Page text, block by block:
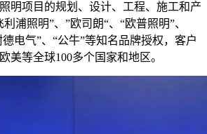
明项目的规划、设计、工程、施工和产
浦照明”、”欧司朗“、“欧普照明”、
电气”、“公牛”等知名品牌授权，客户
美等全球100多个国家和地区。